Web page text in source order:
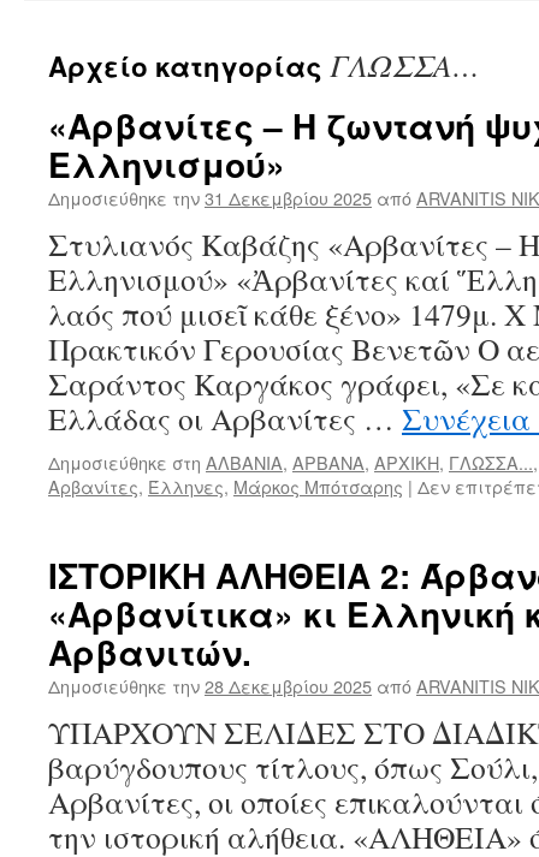
Αρχείο κατηγορίας ΓΛΩΣΣΑ…
«Αρβανίτες – Η ζωντανή
Ελληνισμού»
Δημοσιεύθηκε την31 Δεκεμβρίου 2025 απόARVANITIS
Στυλιανός Καβάζης «Αρβανίτες –
Ελληνισμού» «Ἀρβανίτες καί
λαός πού μισεῖ κάθε ξένο» 1479μ.
Πρακτικόν Γερουσίας Βενετῶν Ο
Σαράντος Καργάκος γράφει, «Σε
Ελλάδας οι Αρβανίτες … Συνέχεια
Δημοσιεύθηκε στη ΑΛΒΑΝΙΑ, ΑΡΒΑΝΑ, ΑΡΧΙΚΗ, ΓΛΩΣΣΑ...
Αρβανίτες, Έλληνες, Μάρκος Μπότσαρης | Δεν
ΙΣΤΟΡΙΚΗ ΑΛΗΘΕΙΑ 2:
«Αρβανίτικα» κι
Αρβανιτών.
Δημοσιεύθηκε την28 Δεκεμβρίου 2025 απόARVANITIS
ΥΠΑΡΧΟΥΝ ΣΕΛΙΔΕΣ ΣΤΟ
βαρύγδουπους τίτλους, όπως
Αρβανίτες, οι οποίες
την ιστορική αλήθεια. «ΑΛΗΘΕΙΑ»